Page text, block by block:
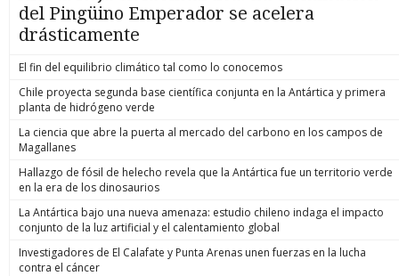
del Pingüino Emperador se acelera
drásticamente
El fin del equilibrio climático tal como lo conocemos
Chile proyecta segunda base científica conjunta en la Antártica y primera
planta de hidrógeno verde
La ciencia que abre la puerta al mercado del carbono en los campos de
Magallanes
Hallazgo de fósil de helecho revela que la Antártica fue un territorio verde
en la era de los dinosaurios
La Antártica bajo una nueva amenaza: estudio chileno indaga el impacto
conjunto de la luz artificial y el calentamiento global
Investigadores de El Calafate y Punta Arenas unen fuerzas en la lucha
contra el cáncer